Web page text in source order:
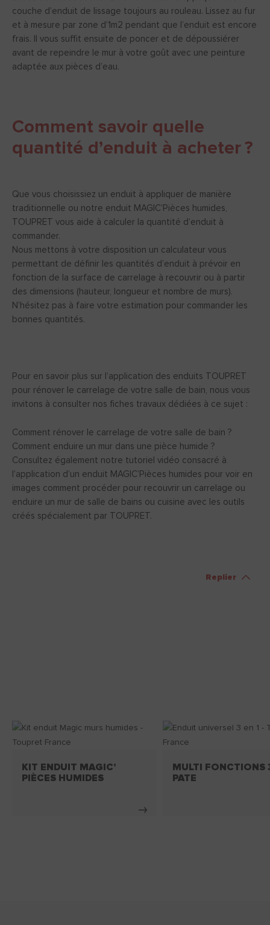
couche d’enduit de lissage toujours au rouleau. Lissez au fur
et à mesure par zone d’1m2 pendant que l’enduit est encore
frais. Il vous suffit ensuite de poncer et de dépoussiérer
avant de repeindre le mur à votre goût avec une peinture
adaptée aux pièces d’eau.
Comment savoir quelle
quantité d’enduit à acheter ?
Que vous choisissiez un enduit à appliquer de manière
traditionnelle ou notre enduit MAGIC’Pièces humides,
TOUPRET vous aide à calculer la quantité d’enduit à
commander.
Nous mettons à votre disposition un calculateur vous
permettant de définir les quantités d’enduit à prévoir en
fonction de la surface de carrelage à recouvrir ou à partir
des dimensions (hauteur, longueur et nombre de murs).
N’hésitez pas à faire votre estimation pour commander les
bonnes quantités.
Pour en savoir plus sur l’application des enduits TOUPRET
pour rénover le carrelage de votre salle de bain, nous vous
invitons à consulter nos fiches travaux dédiées à ce sujet :
Comment rénover le carrelage de votre salle de bain ?
Comment enduire un mur dans une pièce humide ?
Consultez également notre tutoriel vidéo consacré à
l’application d’un enduit MAGIC’Pièces humides pour voir en
images comment procéder pour recouvrir un carrelage ou
enduire un mur de salle de bains ou cuisine avec les outils
créés spécialement par TOUPRET.
Replier
KIT ENDUIT MAGIC’
PIÈCES HUMIDES
MULTI FONCTIONS
PATE